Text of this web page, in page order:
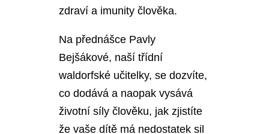
zdraví a imunity člověka.
Na přednášce Pavly
Bejšákové, naší třídní
waldorfské učitelky, se dozvíte,
co dodává a naopak vysává
životní síly člověku, jak zjistíte
že vaše dítě má nedostatek sil